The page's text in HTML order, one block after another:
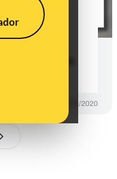
con
que no
02/12/2020